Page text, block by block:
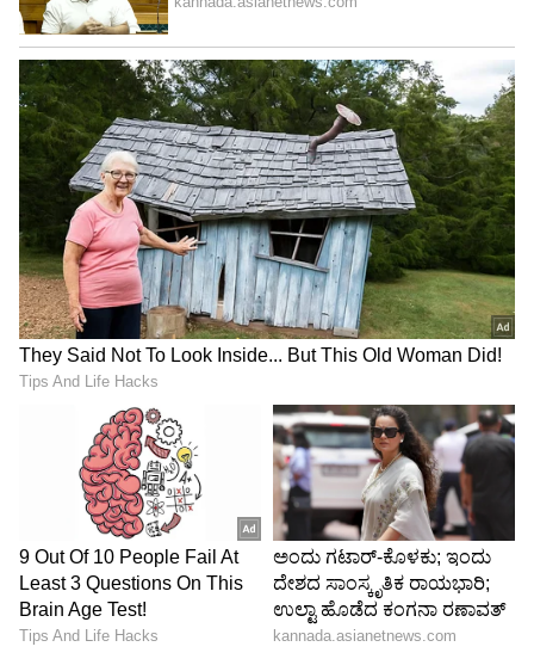
LATEST VIDEOS